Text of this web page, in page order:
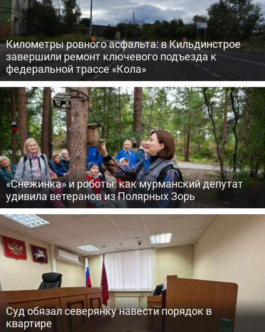
Километры ровного асфальта: в Кильдинстрое
завершили ремонт ключевого подъезда к
федеральной трассе «Кола»
«Снежинка» и роботы: как мурманский депутат
удивила ветеранов из Полярных Зорь
Суд обязал северянку навести порядок в
квартире